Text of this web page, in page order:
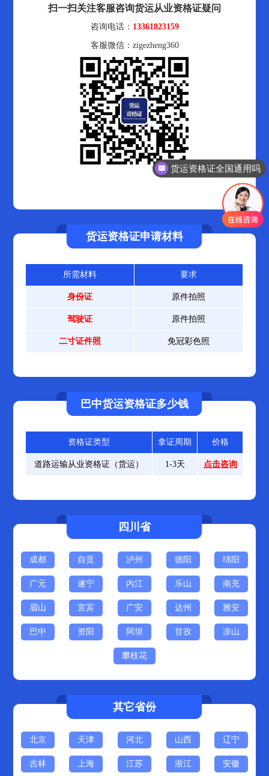
扫一扫关注客服咨询货运从业资格证疑问
咨询电话： 13361823159
客服微信：zigezheng360
货运资格证申请材料
所需材料 要求
身份证 原件拍照
驾驶证 原件拍照
二寸证件照 免冠彩色照
巴中货运资格证多少钱
资格证类型 拿证周期 价格
道路运输从业资格证（货运） 1-3天 点击咨询
四川省
成都 自贡 泸州 德阳 绵阳
广元 遂宁 内江 乐山 南充
眉山 宜宾 广安 达州 雅安
巴中 资阳 阿坝 甘孜 凉山
攀枝花
其它省份
北京 天津 河北 山西 辽宁
吉林 上海 江苏 浙江 安徽
货运资格证全国通用吗